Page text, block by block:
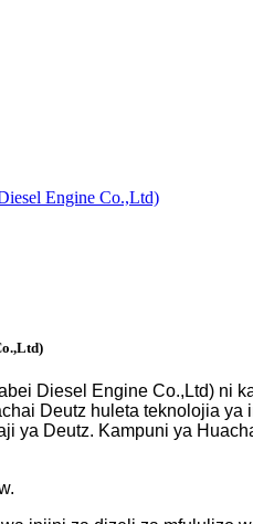
Engine Co.,Ltd)
Diesel Engine Co.,Ltd)
Deutz huleta teknolojia
ya Deutz. Kampuni ya